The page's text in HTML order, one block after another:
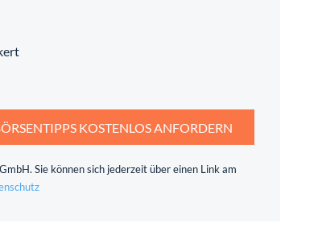
KOSTENLOS ANFORDERN
Sie können sich jederzeit über einen Link am